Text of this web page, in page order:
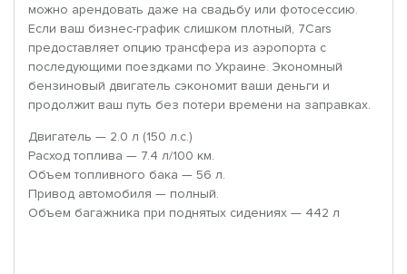
можно арендовать даже на свадьбу или фотосессию.
Если ваш бизнес-график слишком плотный, 7Cars
предоставляет опцию трансфера из аэропорта с
последующими поездками по Украине. Экономный
бензиновый двигатель сэкономит ваши деньги и
продолжит ваш путь без потери времени на заправках.
Двигатель — 2.0 л (150 л.с.)
Расход топлива — 7.4 л/100 км.
Объем топливного бака — 56 л.
Привод автомобиля — полный.
Объем багажника при поднятых сидениях — 442 л